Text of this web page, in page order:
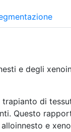
e degli
di
Questo
e